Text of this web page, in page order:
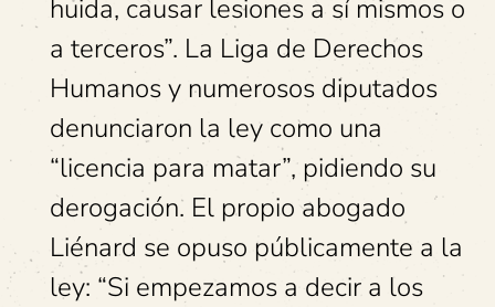
huida, causar lesiones a sí mismos o
a terceros”. La Liga de Derechos
Humanos y numerosos diputados
denunciaron la ley como una
“licencia para matar”, pidiendo su
derogación. El propio abogado
Liénard se opuso públicamente a la
ley: “Si empezamos a decir a los